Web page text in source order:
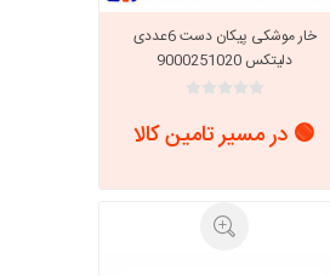
خار موشکی پیکان دست 6عددی
دلیتکس 9000251020
🟢 در مسیر تامین کالا